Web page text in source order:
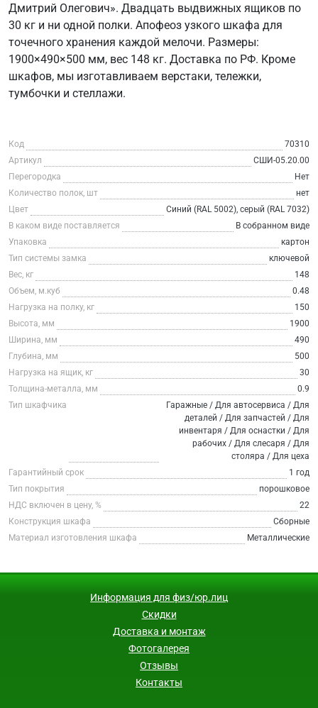
Дмитрий Олегович». Двадцать выдвижных ящиков по
30 кг и ни одной полки. Апофеоз узкого шкафа для
точечного хранения каждой мелочи. Размеры:
1900×490×500 мм, вес 148 кг. Доставка по РФ. Кроме
шкафов, мы изготавливаем верстаки, тележки,
тумбочки и стеллажи.
Код
70310
Артикул
СШИ-05.20.00
Перегородка
Нет
Количество полок, шт
нет
Цвет
Синий (RAL 5002), серый (RAL 7032)
В каком виде поставляется
В собранном виде
Упаковка
картон
Тип системы замка
ключевой
Вес, кг
148
Объем, м.куб
0.48
Нагрузка на полку, кг
150
Высота, мм
1900
Ширина, мм
490
Глубина, мм
500
Нагрузка на ящик, кг
30
Толщина-металла, мм
0.9
Тип шкафчика
Гаражные / Для автосервиса / Для
деталей / Для запчастей / Для
инвентаря / Для оснастки / Для
рабочих / Для слесаря / Для
столяра / Для цеха
Гарантийный срок
1 год
Тип покрытия
порошковое
НДС включен в цену, %
22
Конструкция шкафа
Сборные
Материал изготовления шкафа
Металлические
Информация для физ/юр.лиц
Скидки
Доставка и монтаж
Фотогалерея
Отзывы
Контакты